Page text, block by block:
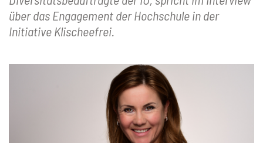
über das Engagement der Hochschule in der
Initiative Klischeefrei.